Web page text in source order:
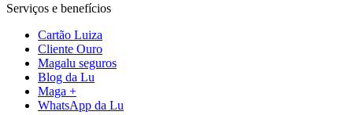
Serviços e benefícios
Cartão Luiza
Cliente Ouro
Magalu seguros
Blog da Lu
Maga +
WhatsApp da Lu